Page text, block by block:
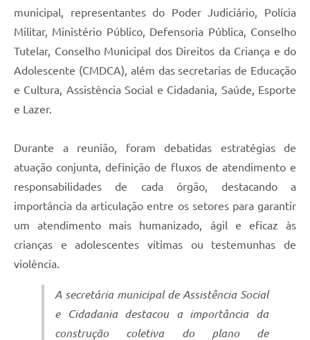
municipal, representantes do Poder Judiciário, Polícia
Militar, Ministério Público, Defensoria Pública, Conselho
Tutelar, Conselho Municipal dos Direitos da Criança e do
Adolescente (CMDCA), além das secretarias de Educação
e Cultura, Assistência Social e Cidadania, Saúde, Esporte
e Lazer.
Durante a reunião, foram debatidas estratégias de
atuação conjunta, definição de fluxos de atendimento e
responsabilidades de cada órgão, destacando a
importância da articulação entre os setores para garantir
um atendimento mais humanizado, ágil e eficaz às
crianças e adolescentes vítimas ou testemunhas de
violência.
A secretária municipal de Assistência Social
e Cidadania destacou a importância da
construção coletiva do plano de